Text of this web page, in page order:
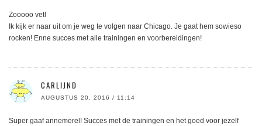
Zooooo vet!
Ik kijk er naar uit om je weg te volgen naar Chicago. Je gaat hem sowieso
rocken! Enne succes met alle trainingen en voorbereidingen!
CARLIJND
AUGUSTUS 20, 2016 / 11:14
Super gaaf annemerel! Succes met de trainingen en het goed voor jezelf